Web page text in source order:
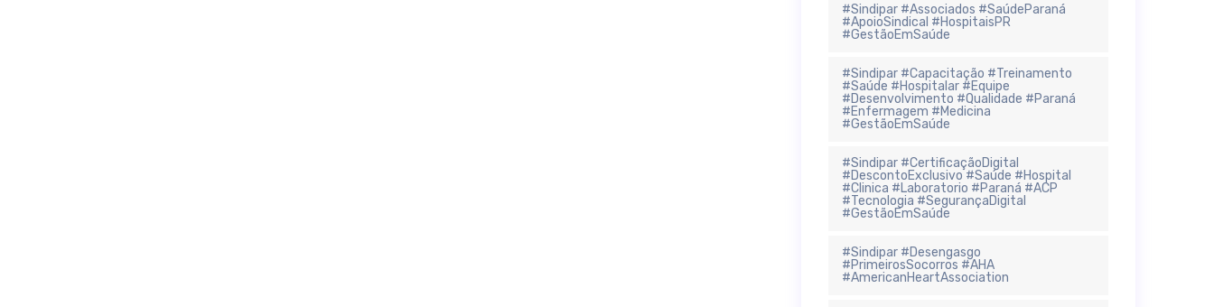
#Sindipar #Associados #SaúdeParaná
#ApoioSindical #HospitaisPR
#GestãoEmSaúde
#Sindipar #Capacitação #Treinamento
#Saúde #Hospitalar #Equipe
#Desenvolvimento #Qualidade #Paraná
#Enfermagem #Medicina
#GestãoEmSaúde
#Sindipar #CertificaçãoDigital
#DescontoExclusivo #Saúde #Hospital
#Clinica #Laboratorio #Paraná #ACP
#Tecnologia #SegurançaDigital
#GestãoEmSaúde
#Sindipar #Desengasgo
#PrimeirosSocorros #AHA
#AmericanHeartAssociation